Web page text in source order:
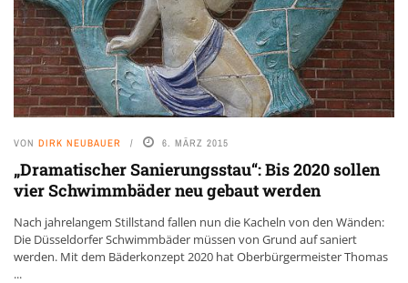
VON DIRK NEUBAUER 6. MÄRZ 2015
„Dramatischer Sanierungsstau“: Bis 2020 sollen
vier Schwimmbäder neu gebaut werden
Nach jahrelangem Stillstand fallen nun die Kacheln von den Wänden:
Die Düsseldorfer Schwimmbäder müssen von Grund auf saniert
werden. Mit dem Bäderkonzept 2020 hat Oberbürgermeister Thomas
...